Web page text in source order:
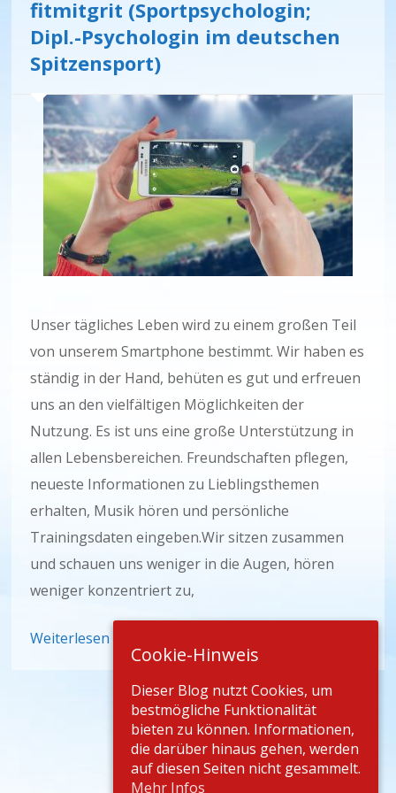
fitmitgrit (Sportpsychologin;
Dipl.-Psychologin im deutschen
Spitzensport)
Unser tägliches Leben wird zu einem großen Teil
von unserem Smartphone bestimmt. Wir haben es
ständig in der Hand, behüten es gut und erfreuen
uns an den vielfältigen Möglichkeiten der
Nutzung. Es ist uns eine große Unterstützung in
allen Lebensbereichen. Freundschaften pflegen,
neueste Informationen zu Lieblingsthemen
erhalten, Musik hören und persönliche
Trainingsdaten eingeben.Wir sitzen zusammen
und schauen uns weniger in die Augen, hören
weniger konzentriert zu,
Weiterlesen
Cookie-Hinweis
Dieser Blog nutzt Cookies, um
bestmögliche Funktionalität
bieten zu können. Informationen,
die darüber hinaus gehen, werden
auf diesen Seiten nicht gesammelt.
Mehr Infos